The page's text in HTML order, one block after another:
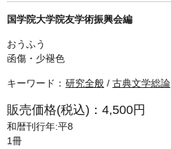
Ｗｅｂ版
美本なし
国学院大学院友学術振興会編
おうふう
函傷・少褪色
キーワード： 研究全般 / 古典文学総論
販売価格(税込)：4,500円
和暦刊行年:平8
1冊